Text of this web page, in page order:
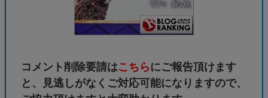
コメント削除要請はこちら にご報告頂けます
と、見逃しがなくご対応可能になりますので、